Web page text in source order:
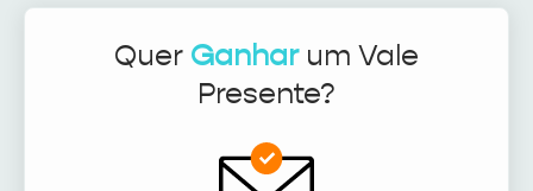
Quer Ganharum Vale
Presente?